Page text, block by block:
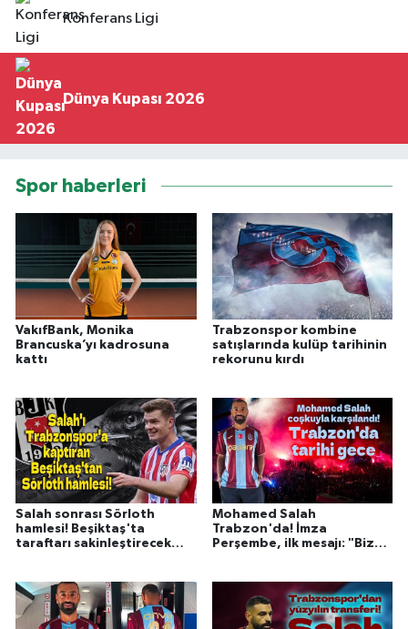
Konferans Ligi
Dünya Kupası 2026
Spor haberleri
VakıfBank, Monika
Brancuska’yı kadrosuna
kattı
Trabzonspor kombine
satışlarında kulüp tarihinin
rekorunu kırdı
Salah sonrası Sörloth
hamlesi! Beşiktaş'ta
taraftarı sakinleştirecek
Mohamed Salah
Trabzon'da! İmza
Perşembe, ilk mesajı: "Bize